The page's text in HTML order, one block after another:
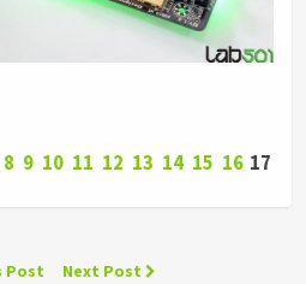
8 9 10 11 12 13 14 15 16 17
Post Next Post